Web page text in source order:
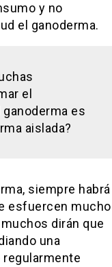
y no
el ganoderma.
el
es
aislada?
siempre habrá
esfuercen mucho
dirán que
una